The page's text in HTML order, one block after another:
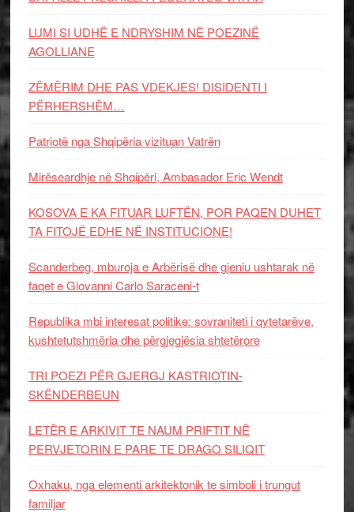
LUMI SI UDHË E NDRYSHIM NË POEZINË
AGOLLIANE
ZËMËRIM DHE PAS VDEKJES! DISIDENTI I
PËRHERSHËM…
Patriotë nga Shqipëria vizituan Vatrën
Mirëseardhje në Shqipëri, Ambasador Eric Wendt
KOSOVA E KA FITUAR LUFTËN, POR PAQEN DUHET
TA FITOJË EDHE NË INSTITUCIONE!
Scanderbeg, mburoja e Arbërisë dhe gjeniu ushtarak në
faqet e Giovanni Carlo Saraceni-t
Republika mbi interesat politike: sovraniteti i qytetarëve,
kushtetutshmëria dhe përgjegjësia shtetërore
TRI POEZI PËR GJERGJ KASTRIOTIN-
SKËNDERBEUN
LETËR E ARKIVIT TE NAUM PRIFTIT NË
PERVJETORIN E PARE TE DRAGO SILIQIT
Oxhaku, nga elementi arkitektonik te simboli i trungut
familjar